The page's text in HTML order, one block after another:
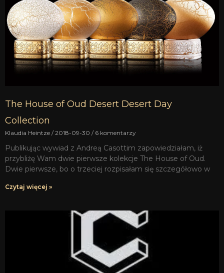
The House of Oud Desert Desert Day
Collection
Klaudia Heintze 2018-09-30 6 komentarzy
Publikując wywiad z Andreą Casottim zapowiedziałam, iż
przybliżę Wam dwie pierwsze kolekcje The House of Oud.
Dwie pierwsze, bo o trzeciej rozpisałam się szczegółowo w
Czytaj więcej »